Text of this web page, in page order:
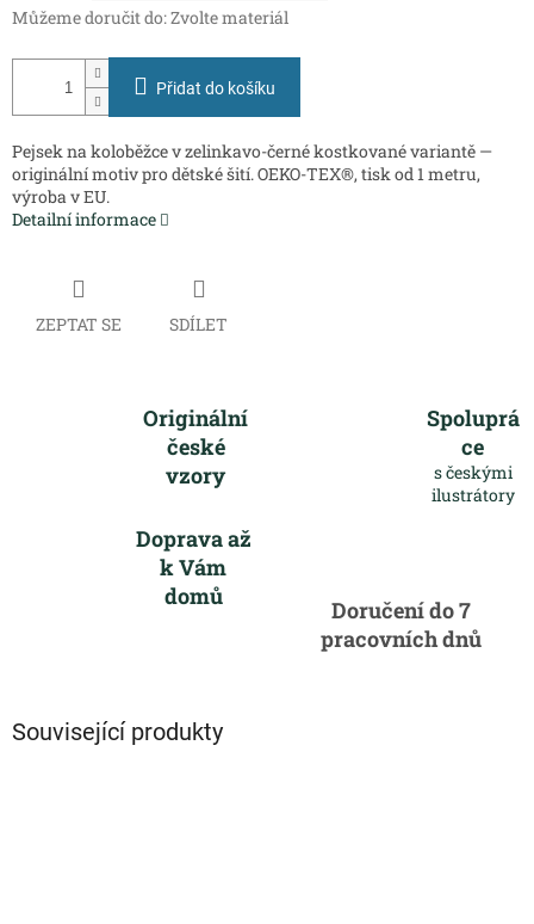
Můžeme doručit do:Zvolte materiál
Přidat do košíku
Pejsek na koloběžce v zelinkavo-černé kostkované variantě —
originální motiv pro dětské šití. OEKO-TEX®, tisk od 1 metru,
výroba v EU.
Detailní informace
ZEPTAT SE SDÍLET
Originální
české
vzory
Spoluprá
ce
s českými
ilustrátory
Doprava až
k Vám
domů
Doručení do 7
pracovních dnů
Související produkty